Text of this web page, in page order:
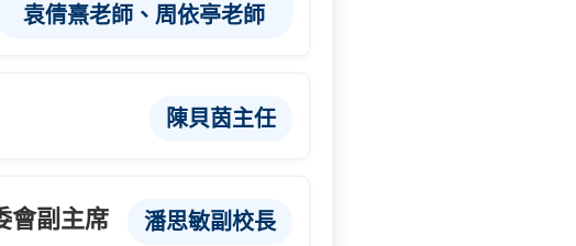
袁倩熹老師、周依亭老師
陳貝茵主任
會副主席 潘思敏副校長